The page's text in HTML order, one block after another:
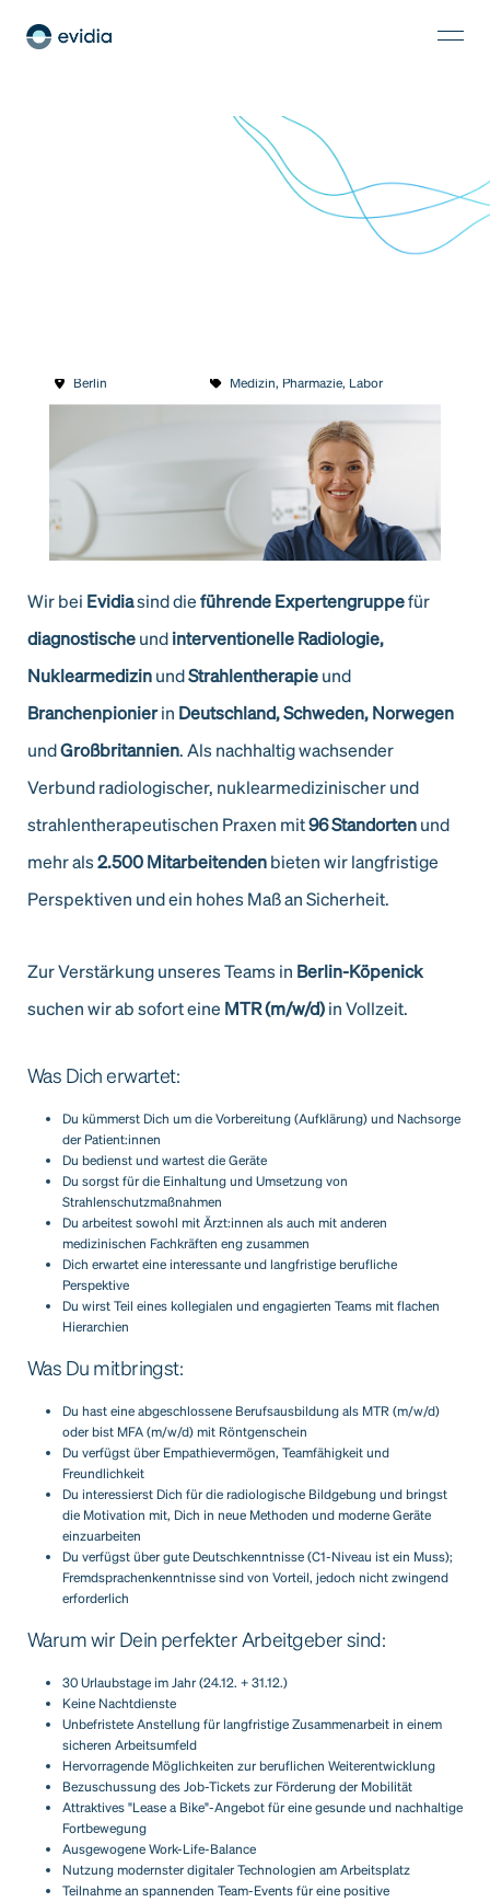
Berlin Medizin, Pharmazie, Labor
Wir bei Evidiasind dieführende Expertengruppefür
diagnostischeundinterventionelleRadiologie,
NuklearmedizinundStrahlentherapieund
Branchenpionierin Deutschland,Schweden, Norwegen
undGroßbritannien. Als nachhaltig wachsender
Verbund radiologischer, nuklearmedizinischer und
strahlentherapeutischen Praxen mit96 Standortenund
mehr als2.500 Mitarbeitendenbieten wir langfristige
Perspektiven und ein hohes Maß an Sicherheit.
Zur Verstärkung unseres Teams in Berlin-Köpenick
suchen wir ab sofort eine MTR (m/w/d)in Vollzeit.
Was Dich erwartet:
Du kümmerst Dich um die Vorbereitung (Aufklärung) und Nachsorge
der Patient:innen
Du bedienst und wartest die Geräte
Du sorgst für die Einhaltung und Umsetzung von
Strahlenschutzmaßnahmen
Du arbeitest sowohl mit Ärzt:innen als auch mit anderen
medizinischen Fachkräften eng zusammen
Dich erwartet eine interessante und langfristige berufliche
Perspektive
Du wirst Teil eines kollegialen und engagierten Teams mit flachen
Hierarchien
Was Du mitbringst:
Du hast eine abgeschlossene Berufsausbildung als MTR (m/w/d)
oder bist MFA (m/w/d) mit Röntgenschein
Du verfügst über Empathievermögen, Teamfähigkeit und
Freundlichkeit
Du interessierst Dich für die radiologische Bildgebung und bringst
die Motivation mit, Dich in neue Methoden und moderne Geräte
einzuarbeiten
Du verfügst über gute Deutschkenntnisse (C1-Niveau ist ein Muss);
Fremdsprachenkenntnisse sind von Vorteil, jedoch nicht zwingend
erforderlich
Warum wir Dein perfekter Arbeitgeber sind:
30 Urlaubstage im Jahr (24.12. + 31.12.)
Keine Nachtdienste
Unbefristete Anstellung für langfristige Zusammenarbeit in einem
sicheren Arbeitsumfeld
Hervorragende Möglichkeiten zur beruflichen Weiterentwicklung
Bezuschussung des Job-Tickets zur Förderung der Mobilität
Attraktives "Lease a Bike"-Angebot für eine gesunde und nachhaltige
Fortbewegung
Ausgewogene Work-Life-Balance
Nutzung modernster digitaler Technologien am Arbeitsplatz
Teilnahme an spannenden Team-Events für eine positive